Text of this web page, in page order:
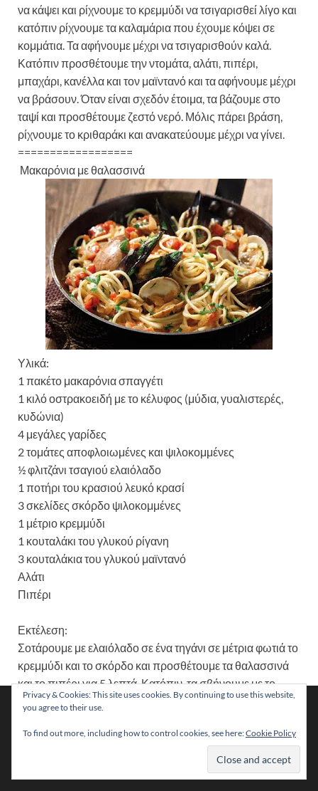
να κάψει και ρίχνουμε το κρεμμύδι να τσιγαρισθεί λίγο και
κατόπιν ρίχνουμε τα καλαμάρια που έχουμε κόψει σε
κομμάτια. Τα αφήνουμε μέχρι να τσιγαρισθούν καλά.
Κατόπιν προσθέτουμε την ντομάτα, αλάτι, πιπέρι,
μπαχάρι, κανέλλα και τον μαϊντανό και τα αφήνουμε μέχρι
να βράσουν. Όταν είναι σχεδόν έτοιμα, τα βάζουμε στο
ταψί και προσθέτουμε ζεστό νερό. Μόλις πάρει βράση,
ρίχνουμε το κριθαράκι και ανακατεύουμε μέχρι να γίνει.
==================
Μακαρόνια με θαλασσινά
Υλικά:
1 πακέτο μακαρόνια σπαγγέτι
1 κιλό οστρακοειδή με το κέλυφος (μύδια, γυαλιστερές,
κυδώνια)
4 μεγάλες γαρίδες
2 τομάτες αποφλοιωμένες και ψιλοκομμένες
½ φλιτζάνι τσαγιού ελαιόλαδο
1 ποτήρι του κρασιού λευκό κρασί
3 σκελίδες σκόρδο ψιλοκομμένες
1 μέτριο κρεμμύδι
1 κουταλάκι του γλυκού ρίγανη
3 κουταλάκια του γλυκού μαϊντανό
Αλάτι
Πιπέρι
Εκτέλεση:
Σοτάρουμε με ελαιόλαδο σε ένα τηγάνι σε μέτρια φωτιά το
κρεμμύδι και το σκόρδο και προσθέτουμε τα θαλασσινά
και το πιπέρι για 5 λεπτά. Κατόπιν, τα σβήνουμε με το
κρασί. Προσθέτουμε το μαϊντανό, τη ρίγανη και τις τομάτες
για 8 με 10 λεπτά και τα σουρώνουμε. Τέλος, ρίχνουμε τα
μακαρόνια στο τηγάνι με τα θαλασσινά, τα ανακατεύουμε
καλά και τα σερβίρουμε σε μια μεγάλη πιατέλα
Χρησιμοποιούμε cookies για να σας προσφέρουμε τη
βέλτιστη εμπειρία πλοήγησης στον ιστότοπό μας.
Μπορείτε να μάθετε ποια cookies χρησιμοποιούμε ή να τα
απενεργοποιήσετε στιςρυθμίσεις
Privacy & Cookies: This site uses cookies. By continuing to use this website,
you agree to their use.
To find out more, including how to control cookies, see here:Cookie Policy